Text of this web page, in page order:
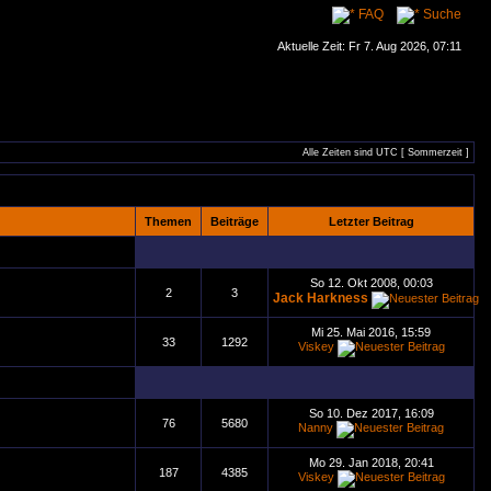
FAQ Suche
Aktuelle Zeit: Fr 7. Aug 2026, 07:11
Alle Zeiten sind UTC [ Sommerzeit ]
Themen Beiträge Letzter Beitrag
2 3
So 12. Okt 2008, 00:03
Jack Harkness
33 1292
Mi 25. Mai 2016, 15:59
Viskey
76 5680
So 10. Dez 2017, 16:09
Nanny
187 4385
Mo 29. Jan 2018, 20:41
Viskey